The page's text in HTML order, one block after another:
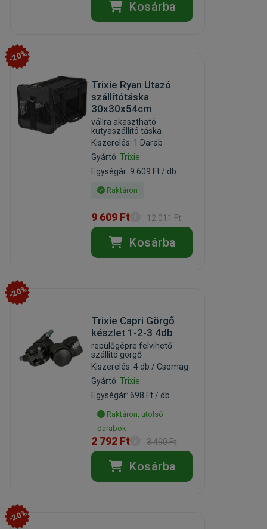
Kosárba
-20%
Trixie Ryan Utazó
szállítótáska
30x30x54cm
vállra akasztható
kutyaszállító táska
Kiszerelés: 1 Darab
Gyártó:Trixie
Egységár: 9 609 Ft / db
Raktáron
9 609 Ft 12 011 Ft
Kosárba
-20%
Trixie Capri Görgő
készlet 1-2-3 4db
repülőgépre felvihető
szállitó görgő
Kiszerelés: 4 db / Csomag
Gyártó:Trixie
Egységár: 698 Ft / db
Raktáron, utolsó
darabok
2 792 Ft 3 490 Ft
Kosárba
-20%